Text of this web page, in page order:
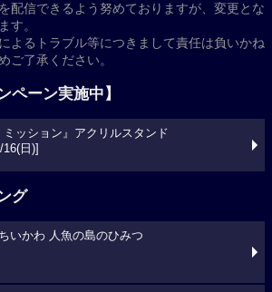
配信できるよう努めておりますが、変更とな
す。
よるトラブル等につきまして責任は負いかね
ご了承ください。
ペーン実施中】
ミッション』アクリルスタンド
日)]
グ
いかわ 人魚の島のひみつ